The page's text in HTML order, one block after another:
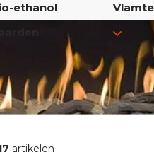
ethanol
artikelen